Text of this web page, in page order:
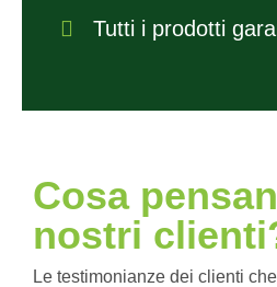
Tutti i prodotti
Cosa
nostri
Le testimonianze dei clienti